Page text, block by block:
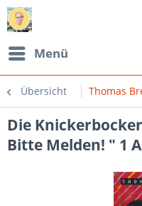
Menü
Übersicht Thomas
Die
Bitte Melden! " 1